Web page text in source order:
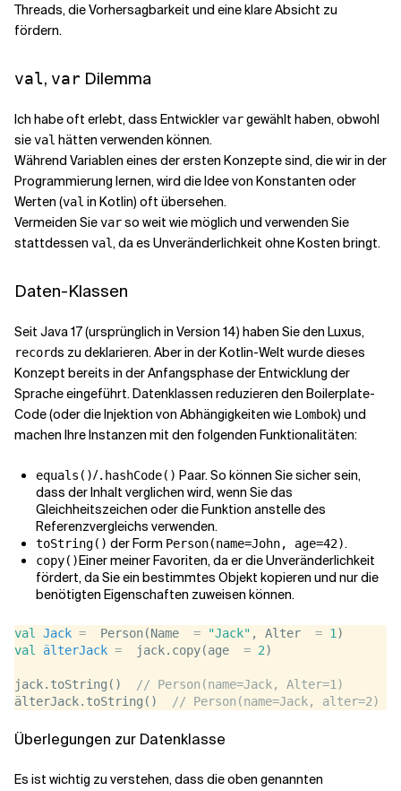
Threads, die Vorhersagbarkeit und eine klare Absicht zu
fördern.
val, var Dilemma
Ich habe oft erlebt, dass Entwicklervargewählt haben, obwohl
sieval hätten verwenden können.
Während Variablen eines der ersten Konzepte sind, die wir in der
Programmierung lernen, wird die Idee von Konstanten oder
Werten (val in Kotlin) oft übersehen.
Vermeiden Sievarso weit wie möglich und verwenden Sie
stattdessen val, da es Unveränderlichkeit ohne Kosten bringt.
Daten-Klassen
Seit Java 17 (ursprünglich in Version 14) haben Sie den Luxus,
records zu deklarieren. Aber in der Kotlin-Welt wurde dieses
Konzept bereits in der Anfangsphase der Entwicklung der
Sprache eingeführt. Datenklassen reduzieren den Boilerplate-
Code (oder die Injektion von Abhängigkeiten wie Lombok) und
machen Ihre Instanzen mit den folgenden Funktionalitäten:
equals()/.hashCode() Paar. So können Sie sicher sein,
dass der Inhalt verglichen wird, wenn Sie das
Gleichheitszeichen oder die Funktion anstelle des
Referenzvergleichs verwenden.
toString() der Form Person(name=John, age=42).
copy()Einer meiner Favoriten, da er die Unveränderlichkeit
fördert, da Sie ein bestimmtes Objekt kopieren und nur die
benötigten Eigenschaften zuweisen können.
val Jack =
  Person(Name
= "Jack" , Alter = 1 )
val
älterJack =
  jack.copy(age
= 2)
jack.toString()
// Person(name=Jack, Alter=1)
älterJack.toString()
// Person(name=Jack, alter=2)
Überlegungen zur Datenklasse
Es ist wichtig zu verstehen, dass die oben genannten